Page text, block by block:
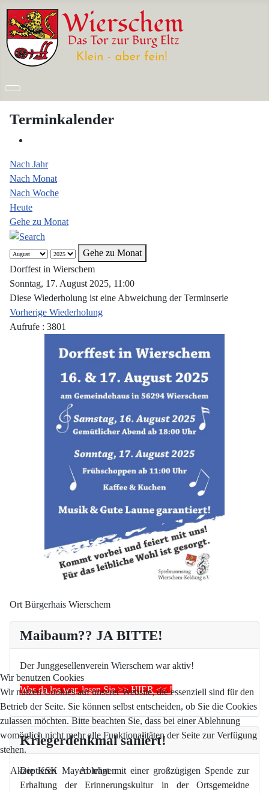
Maibaum?? JA BITTE!
Der Junggesellenverein Wierschem war aktiv!
Was da los war, lesen Sie >> HIER << !
Kriegerdenkmal saniert!
Die KSK Mayen trägt mit einer großzügigen Spende zur
Erhaltung der Erinnerungskultur in der Ortsgemeidne
Terminkalender
Nach Jahr
Nach Monat
Nach Woche
Heute
Gehe zu Monat
Gehe zu Monat
Dorffest in Wierschem
Sonntag, 17. August 2025, 11:00
Diese Wiederholung ist eine Abweichung der Terminserie
Vorherige Wiederholung
Aufrufe : 3801
Ort Bürgerhais Wierschem
Wir benutzen Cookies
Wir nutzen Cookies auf unserer Website, die essenziell sind für den
Betrieb der Seite. Sie können selbst entscheiden, ob Sie die Cookies
zulassen möchten. Bitte beachten Sie, dass bei einer Ablehnung
womöglich nicht mehr alle Funktionalitäten der Seite zur Verfügung
stehen.
Akzeptieren Ablehnen